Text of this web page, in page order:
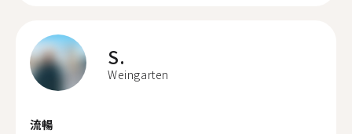
S.
Weingarten
流暢